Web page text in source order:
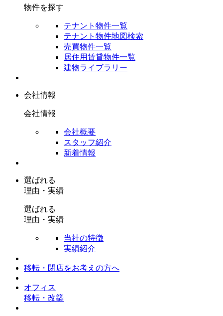
物件を探す
テナント物件一覧
テナント物件地図検索
売買物件一覧
居住用賃貸物件一覧
建物ライブラリー
会社情報
会社情報
会社概要
スタッフ紹介
新着情報
選ばれる
理由・実績
選ばれる
理由・実績
当社の特徴
実績紹介
移転・閉店をお考えの方へ
オフィス
移転・改築